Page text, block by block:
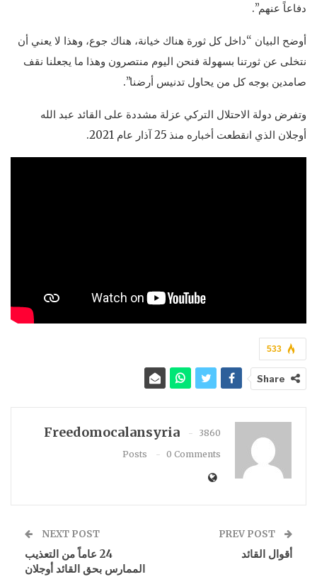
دفاعاً عنهم”.
أوضح البيان “داخل كل ثورة هناك خيانة، هناك جوع، وهذا لا يعني أن
نتخلى عن ثورتنا بسهولة فنحن اليوم منتصرون وهذا ما يجعلنا نقف
صامدين بوجه كل من يحاول تدنيس أرضنا”.
وتفرض دولة الاحتلال التركي عزلة مشددة على القائد عبد الله
أوجلان الذي انقطعت أخباره منذ 25 آذار عام 2021.
533
Share
Freedomocalansyria
3860
Posts
0 Comments
أقوال القائد
NEXT POST
24 عاماً من التعذيب
الممارس بحق القائد أوجلان